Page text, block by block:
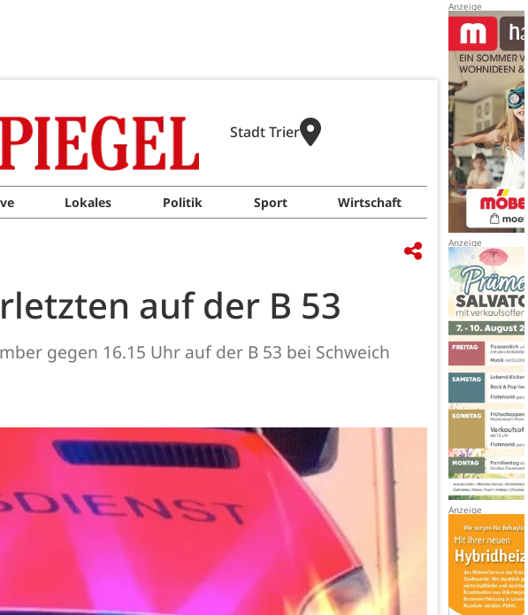
Stadt Trier
Lokales Politik Sport Wirtschaft
auf der B 53
gegen 16.15 Uhr auf der B 53 bei Schweich